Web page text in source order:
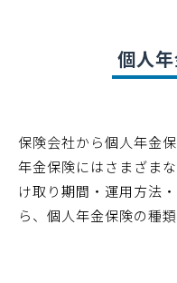
個人
保険会社から個人年金
年金保険にはさまざま
け取り期間・運用方法
ら、個人年金保険の種